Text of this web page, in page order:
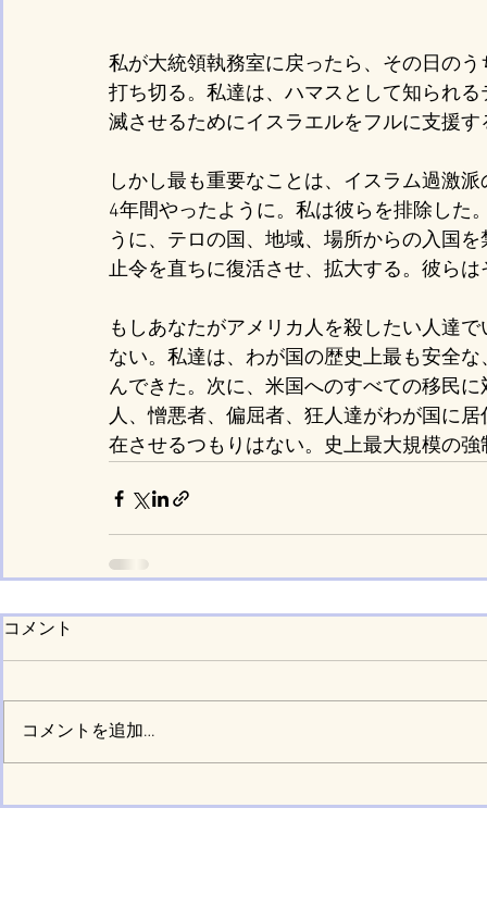
私が大統領執務室に戻ったら、その日の
打ち切る。私達は、ハマスとして知られ
滅させるためにイスラエルをフルに支援す
しかし最も重要なことは、イスラム過激
4年間やったように。私は彼らを排除した
うに、テロの国、地域、場所からの入国
止令を直ちに復活させ、拡大する。彼ら
もしあなたがアメリカ人を殺したい人達
ない。私達は、わが国の歴史上最も安全
んできた。次に、米国へのすべての移民
人、憎悪者、偏屈者、狂人達がわが国に
在させるつもりはない。史上最大規模の
コメント
コメントを追加…